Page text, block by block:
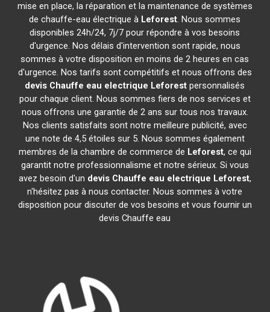
mise en place, la réparation et la maintenance de systèmes
de chauffe-eau électrique à Leforest. Nous sommes
disponibles 24h/24, 7j/7 pour répondre à vos besoins
d'urgence. Nos délais d'intervention sont rapide, nous
sommes à votre disposition en moins de 2 heures en cas
d'urgence. Nos tarifs sont compétitifs et nous offrons des
devis Chauffe eau electrique Leforest personnalisés
pour chaque client. Nous sommes fiers de nos services et
nous offrons une garantie de 2 ans sur tous nos travaux.
Nos clients satisfaits sont notre meilleure publicité, avec
une note de 4,5 étoiles sur 5. Nous sommes également
membres de la chambre de commerce de Leforest, ce qui
garantit notre professionnalisme et notre sérieux. Si vous
avez besoin d'un devis Chauffe eau electrique Leforest,
n'hésitez pas à nous contacter. Nous sommes à votre
disposition pour discuter de vos besoins et vous fournir un
devis Chauffe eau